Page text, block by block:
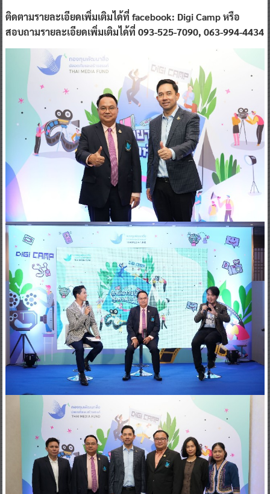
ติดตามรายละเอียดเพิ่มเติมได้ที่ facebook: Digi Campหรือ
สอบถามรายละเอียดเพิ่มเติมได้ที่ 093-525-7090, 063-994-4434